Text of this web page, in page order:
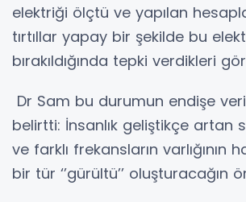
elektriği ölçtü ve yapılan
tırtıllar yapay bir şekilde bu
bırakıldığında tepki verdikleri
Dr Sam bu durumun endişe
belirtti: İnsanlık geliştikçe artan
ve farklı frekansların varlığının
bir tür ‘’gürültü’’ oluşturacağın